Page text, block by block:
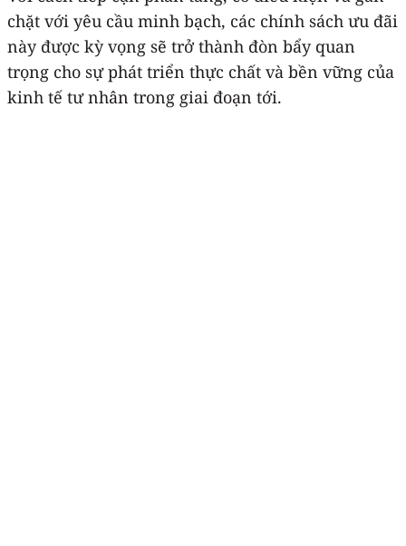
chặt với yêu cầu minh bạch, các chính sách ưu đãi
này được kỳ vọng sẽ trở thành đòn bẩy quan
trọng cho sự phát triển thực chất và bền vững của
kinh tế tư nhân trong giai đoạn tới.